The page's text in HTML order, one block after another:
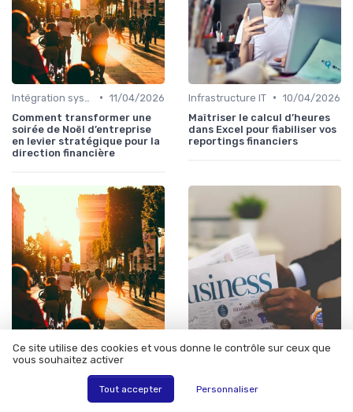
• 11/04/2026
Comment transformer une
soirée de Noël d’entreprise
en levier stratégique pour la
direction financière
Infrastructure IT • 10/04/2026
Maîtriser le calcul d’heures
dans Excel pour fiabiliser vos
reportings financiers
Infrastructure IT •
10/04/2026
piloter la performance
Infrastructure IT •
10/04/2026
discret pour fiabiliser le suivi
Ce site utilise des cookies et vous donne le contrôle sur ceux que
vous souhaitez activer
Tout accepter Personnaliser